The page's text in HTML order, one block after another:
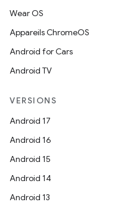
Wear OS
Appareils ChromeOS
Android for Cars
Android TV
VERSIONS
Android 17
Android 16
Android 15
Android 14
Android 13